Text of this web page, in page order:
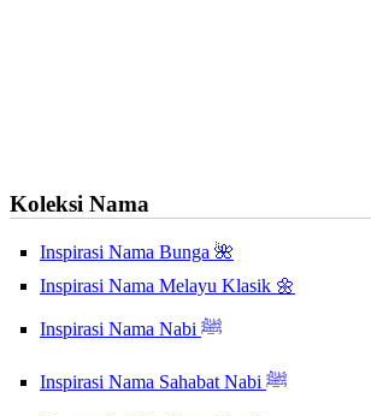
Koleksi Nama
Inspirasi Nama Bunga 🌺
Inspirasi Nama Melayu Klasik 🌼
Inspirasi Nama Nabi ﷺ
Inspirasi Nama Sahabat Nabi ﷺ